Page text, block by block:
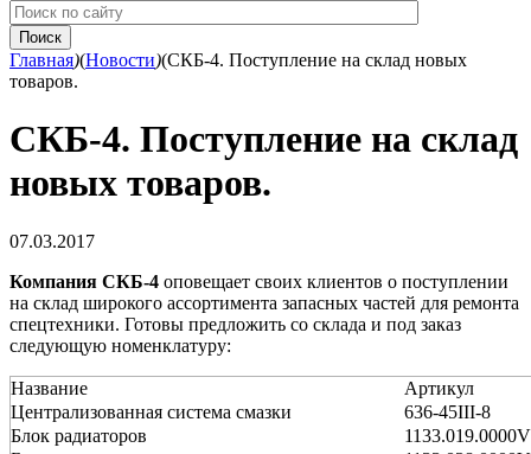
Главная)(Новости)(СКБ-4. Поступление на склад новых
товаров.
СКБ-4. Поступление на склад
новых товаров.
07.03.2017
Компания СКБ-4 оповещает своих клиентов о поступлении
на склад широкого ассортимента запасных частей для ремонта
спецтехники. Готовы предложить со склада и под заказ
следующую номенклатуру:
Название
Артикул
Централизованная система смазки
636-45III-8
Блок радиаторов